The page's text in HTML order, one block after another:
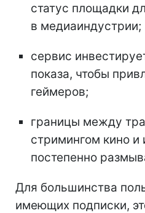
статус площадки
в медиаиндустрии;
сервис
показа, чтобы
геймеров;
границы между
стримингом кино
постепенно
Для большинства
имеющих подписки,